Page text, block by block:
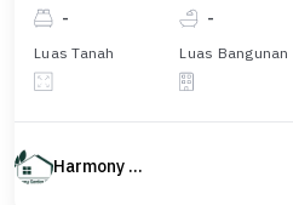
- -
Luas Tanah Luas Bangunan
Harmony Property